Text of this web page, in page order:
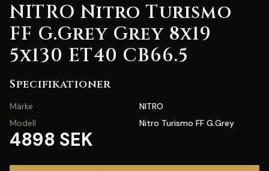
NITRO Nitro Turismo
FF G.Grey Grey 8x19
5x130 ET40 CB66.5
Specifikationer
Märke
NITRO
Modell
Nitro Turismo FF G.Grey
4898 SEK